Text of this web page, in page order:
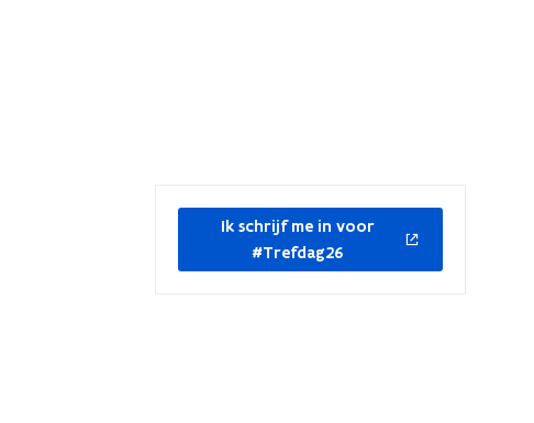
Ik schrijf me in voor
#Trefdag26
nieuw